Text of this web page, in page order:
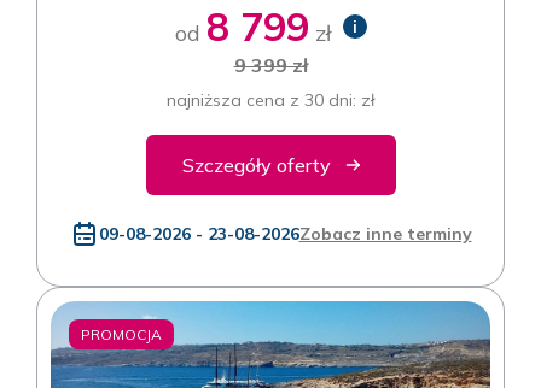
od 8 799 zł i
9 399 zł
najniższa cena z 30 dni: zł
Szczegóły oferty
09-08-2026 - 23-08-2026Zobacz inne terminy
PROMOCJA